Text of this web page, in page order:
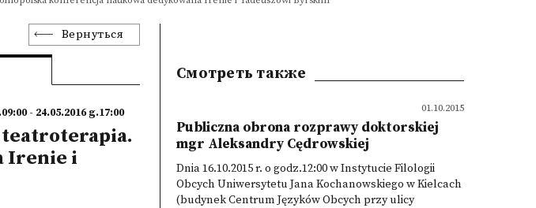
Вернуться
- 24.05.2016 g.17:00
teatroterapia.
Irenie i
Смотреть также
01.10.2015
Publiczna obrona rozprawy doktorskiej
mgr Aleksandry Cędrowskiej
Dnia 16.10.2015 r. o godz.12:00 w Instytucie Filologii
Obcych Uniwersytetu Jana Kochanowskiego w Kielcach
(budynek Centrum Języków Obcych przy ulicy